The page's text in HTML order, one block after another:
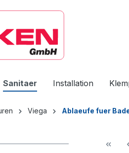
springen
Sanitaer Installation
Viega Ablaeufe fuer